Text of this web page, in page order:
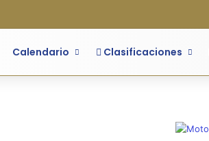
Calendario Clasificaciones